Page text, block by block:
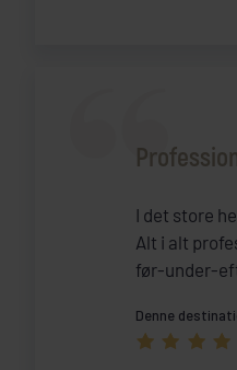
I det store
Alt i alt
før-under-
Denne